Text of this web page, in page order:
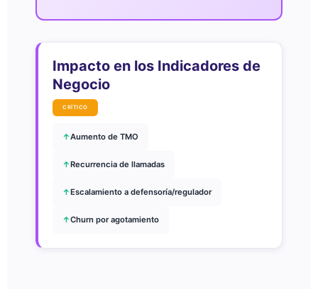
Impacto en los Indicadores de
Negocio
CRÍTICO
↑Aumento de TMO
↑Recurrencia de llamadas
↑Escalamiento a defensoría/regulador
↑Churn por agotamiento